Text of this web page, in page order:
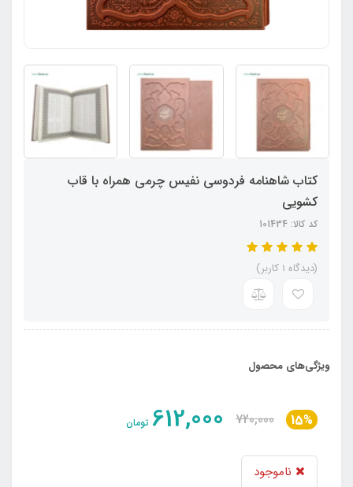
کتاب شاهنامه فردوسی نفیس چرمی همراه با قاب
کشویی
کد کالا: 101434
(دیدگاه 1 کاربر)
ویژگی‌های محصول
15%
720,000
612,000 تومان
ناموجود